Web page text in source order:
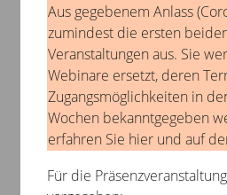
Aus gegebenem Anlass
zumindest die ersten
Veranstaltungen aus. Sie
Webinare ersetzt, deren
Zugangsmöglichkeiten in
Wochen bekanntgegeben
erfahren Sie hier und auf
Für die